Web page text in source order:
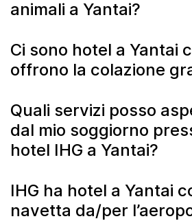
animali a Yantai?
Ci sono hotel a Yantai
offrono la colazione
Quali servizi posso
dal mio soggiorno
hotel IHG a Yantai?
IHG ha hotel a Yantai
navetta da/per